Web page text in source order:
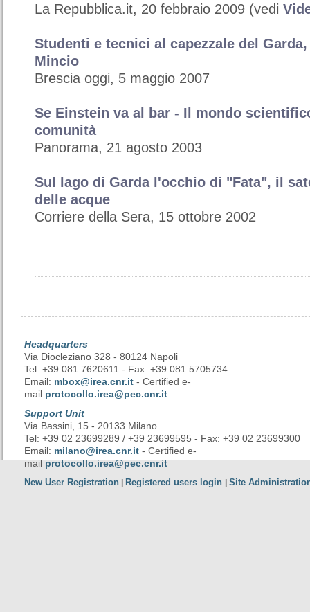
La Repubblica.it, 20 febbraio 2009 (vedi
Studenti e tecnici al capezzale del
Mincio
Brescia oggi, 5 maggio 2007
Se Einstein va al bar - Il mondo
comunità
Panorama, 21 agosto 2003
Sul lago di Garda l'occhio di "Fata", il
delle acque
Corriere della Sera, 15 ottobre 2002
Headquarters
Via Diocleziano 328 - 80124 Napoli
Tel: +39 081 7620611 - Fax: +39 081 5705734
Email: mbox@irea.cnr.it - Certified e-
mail protocollo.irea@pec.cnr.it
Support Unit
Via Bassini, 15 - 20133 Milano
Tel: +39 02 23699289 / +39 23699595 - Fax: +39 02 23699300
Email: milano@irea.cnr.it - Certified e-
mailprotocollo.irea@pec.cnr.it
New User Registration | Registered users login | Site